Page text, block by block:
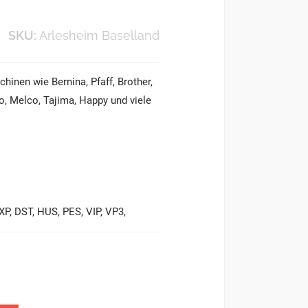
SKU: Arlesheim Baselland
wie Bernina, Pfaff, Brother,
Melco, Tajima, Happy und viele
DST, HUS, PES, VIP, VP3,